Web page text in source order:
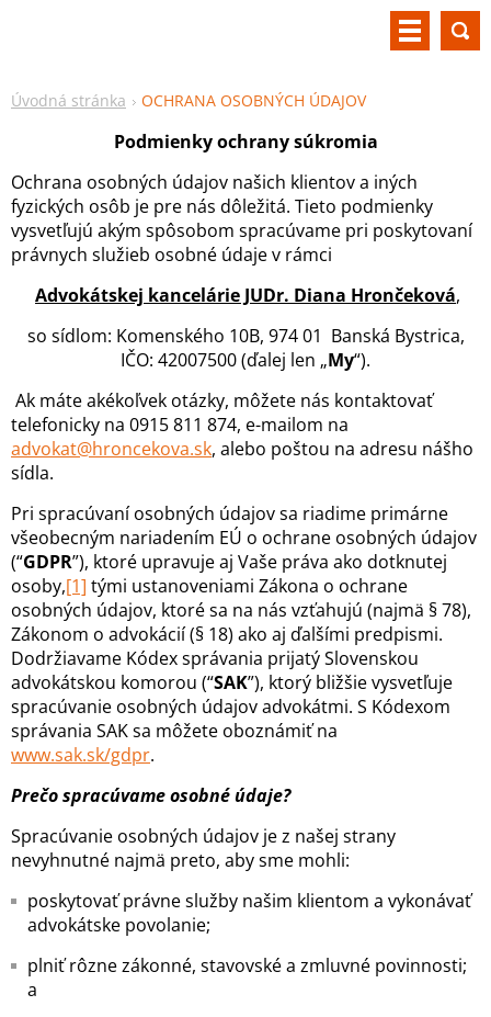
Úvodná stránka OCHRANA OSOBNÝCH ÚDAJOV
Podmienky ochrany súkromia
Ochrana osobných údajov našich klientov a iných
fyzických osôb je pre nás dôležitá. Tieto podmienky
vysvetľujú akým spôsobom spracúvame pri poskytovaní
právnych služieb osobné údaje v rámci
Advokátskej kancelárie JUDr. Diana Hrončeková,
so sídlom: Komenského 10B, 974 01 Banská Bystrica,
IČO: 42007500 (ďalej len „My“).
Ak máte akékoľvek otázky, môžete nás kontaktovať
telefonicky na 0915 811 874, e-mailom na
advokat@hroncekova.sk, alebo poštou na adresu nášho
sídla.
Pri spracúvaní osobných údajov sa riadime primárne
všeobecným nariadením EÚ o ochrane osobných údajov
(“GDPR”), ktoré upravuje aj Vaše práva ako dotknutej
osoby,[1] tými ustanoveniami Zákona o ochrane
osobných údajov, ktoré sa na nás vzťahujú (najmä § 78),
Zákonom o advokácií (§ 18) ako aj ďalšími predpismi.
Dodržiavame Kódex správania prijatý Slovenskou
advokátskou komorou (“SAK”), ktorý bližšie vysvetľuje
spracúvanie osobných údajov advokátmi. S Kódexom
správania SAK sa môžete oboznámiť na
www.sak.sk/gdpr.
Prečo spracúvame osobné údaje?
Spracúvanie osobných údajov je z našej strany
nevyhnutné najmä preto, aby sme mohli:
poskytovať právne služby našim klientom a vykonávať
advokátske povolanie;
plniť rôzne zákonné, stavovské a zmluvné povinnosti;
a